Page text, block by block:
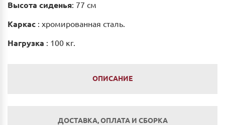
Высота сиденья: 77 см
Каркас : хромированная сталь.
Нагрузка : 100 кг.
ОПИСАНИЕ
ДОСТАВКА, ОПЛАТА И СБОРКА